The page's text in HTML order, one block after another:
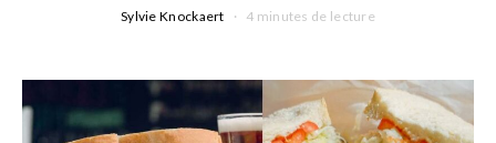
Sylvie Knockaert 4 minutes de lecture